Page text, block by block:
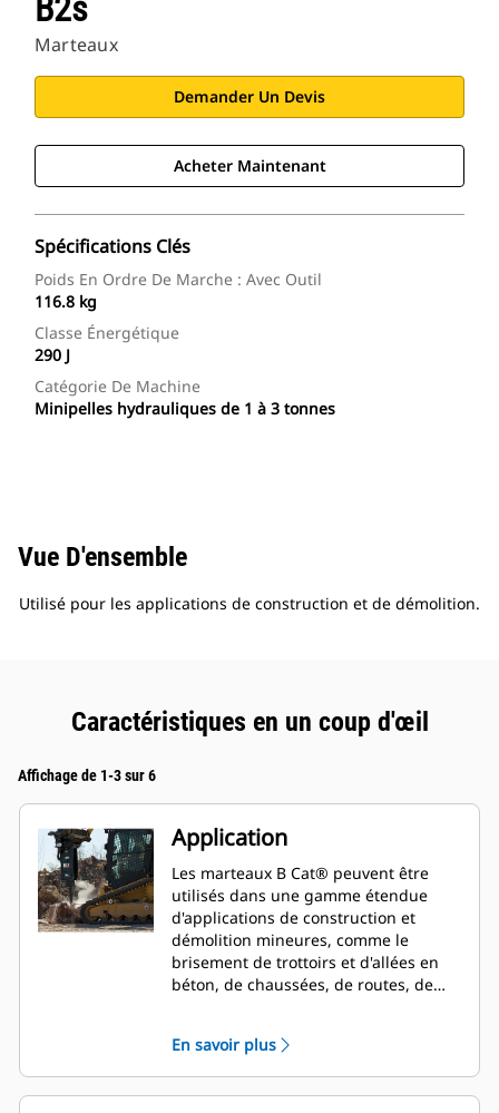
B2s
Marteaux
Demander Un Devis
Acheter Maintenant
Spécifications Clés
Poids En Ordre De Marche : Avec Outil
116.8 kg
Classe Énergétique
290 J
Catégorie De Machine
Minipelles hydrauliques de 1 à 3 tonnes
Vue D'ensemble
Utilisé pour les applications de construction et de démolition.
Caractéristiques en un coup d'œil
Affichage de 1-3 sur 6
Application
Les marteaux B Cat® peuvent être
utilisés dans une gamme étendue
d'applications de construction et
démolition mineures, comme le
brisement de trottoirs et d'allées en
béton, de chaussées, de routes, de
destruction des sols gelés pour les
réparations d'infrastructure réseau.
En savoir plus